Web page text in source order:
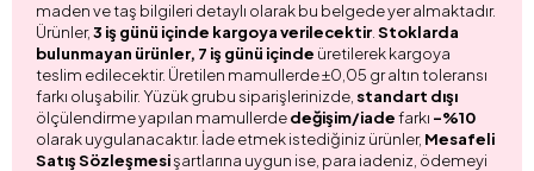
maden ve taş bilgileri detaylı olarak bu belgede yer almaktadır.
Ürünler,3 iş günü içinde kargoya verilecektir. Stoklarda
bulunmayan ürünler, 7 iş günü içinde üretilerek kargoya
teslim edilecektir. Üretilen mamullerde ±0,05 gr altın toleransı
farkı oluşabilir. Yüzük grubu siparişlerinizde, standart dışı
ölçülendirme yapılan mamullerdedeğişim/iadefarkı -%10
olarak uygulanacaktır. İade etmek istediğiniz ürünler, Mesafeli
Satış Sözleşmesişartlarına uygun ise, para iadeniz, ödemeyi